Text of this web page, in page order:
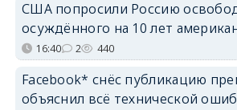
США попросили Россию
осуждённого на 10 лет
16:40 2 440
Facebook* снёс публикацию
объяснил всё технической